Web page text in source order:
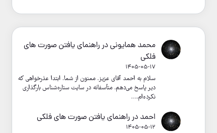
محمد همایونیدرراهنمای یافتن صورت های
فلکی
1405-05-17
سلام به احمد آقای عزیز. ممنون از شما. ابتدا عذرخواهی که
دیر پاسخ می‌دهم. متأسفانه در سایت ستاره‌شناس بارگذاری
نکرده‌ام.…
احمد درراهنمای یافتن صورت های فلکی
1405-05-12